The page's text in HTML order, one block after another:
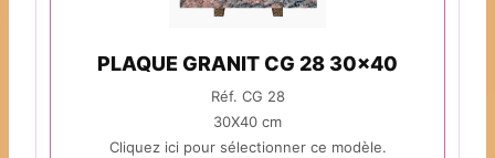
PLAQUE GRANIT CG 28 30x40
Réf. CG 28
30X40 cm
Cliquez ici pour sélectionner ce modèle.